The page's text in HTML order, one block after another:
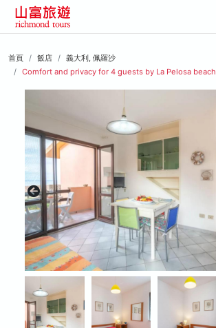
首頁 飯店
義大利, 佩羅沙
Comfort and privacy for 4 guests by La Pelosa beach